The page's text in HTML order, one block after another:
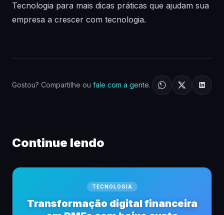
Tecnologia para mais dicas práticas que ajudam sua
empresa a crescer com tecnologia.
Gostou? Compartilhe ou fale com a gente.
Continue lendo
TECNOLOGIA
Transformação digital financeira